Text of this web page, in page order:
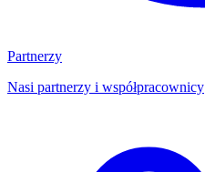
Partnerzy
Nasi partnerzy i współpracownicy